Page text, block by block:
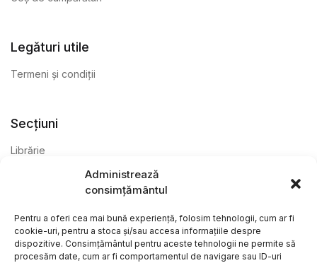
Administrează
consimțământul
Pentru a oferi cea mai bună experiență, folosim tehnologii, cum ar fi
cookie-uri, pentru a stoca și/sau accesa informațiile despre
dispozitive. Consimțământul pentru aceste tehnologii ne permite să
procesăm date, cum ar fi comportamentul de navigare sau ID-uri
Legături utile
Termeni și condiții
Secțiuni
Librărie